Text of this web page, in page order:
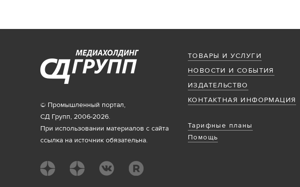
ТОВАРЫ И УСЛУГИ
НОВОСТИ И СОБЫТИЯ
ИЗДАТЕЛЬСТВО
КОНТАКТНАЯ ИНФОРМАЦИЯ
Тарифные планы
Помощь
© Промышленный портал,
СД Групп, 2006-2026.
При использовании материалов с сайта
ссылка на источник обязательна.